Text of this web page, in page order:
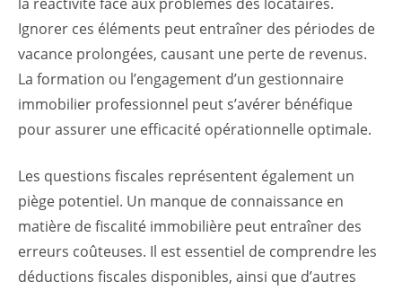
Ignorer ces éléments peut entraîner des périodes de
vacance prolongées, causant une perte de revenus.
La formation ou l’engagement d’un gestionnaire
immobilier professionnel peut s’avérer bénéfique
pour assurer une efficacité opérationnelle optimale.
Les questions fiscales représentent également un
piège potentiel. Un manque de connaissance en
matière de fiscalité immobilière peut entraîner des
erreurs coûteuses. Il est essentiel de comprendre les
déductions fiscales disponibles, ainsi que d’autres